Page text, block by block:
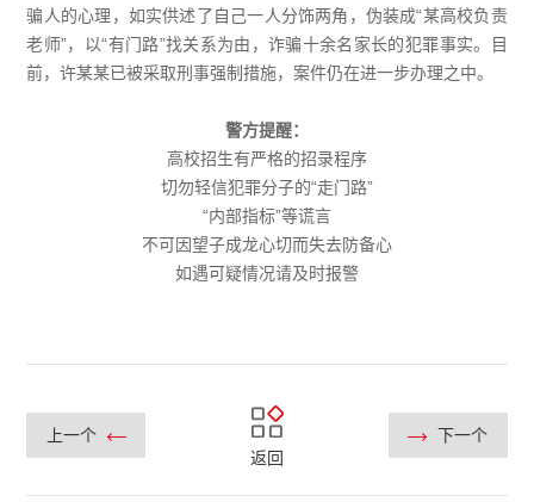
骗人的心理，如实供述了自己一人分饰两角，伪装成“某高校负责
老师”，以“有门路”找关系为由，诈骗十余名家长的犯罪事实。目
前，许某某已被采取刑事强制措施，案件仍在进一步办理之中。
警方提醒：
高校招生有严格的招录程序
切勿轻信犯罪分子的“走门路”
“内部指标”等谎言
不可因望子成龙心切而失去防备心
如遇可疑情况请及时报警
上一个
返回
下一个